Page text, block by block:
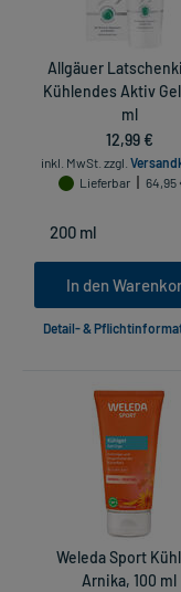
Allgäuer
Kühlendes Aktiv
ml
12,99 €
inkl. MwSt. zzgl.
Lieferbar
64,95
In den
Detail- &
Weleda Sport
Arnika, 100 ml